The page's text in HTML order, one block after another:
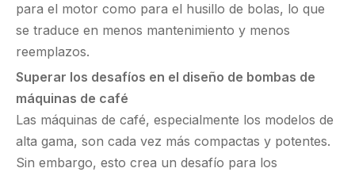
para el motor como para el husillo de bolas, lo que
se traduce en menos mantenimiento y menos
reemplazos.
Superar los desafíos en el diseño de bombas de
máquinas de café
Las máquinas de café, especialmente los modelos de
alta gama, son cada vez más compactas y potentes.
Sin embargo, esto crea un desafío para los